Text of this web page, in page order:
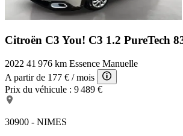
Citroën C3 You! C3 1.2 PureTech
2022 41 976 km Essence Manuelle
A partir de 177 € / mois
Prix du véhicule : 9 489 €
30900 - NIMES